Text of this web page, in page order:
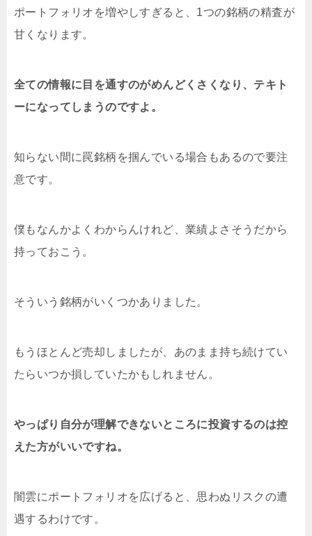
ポートフォリオを増やしすぎると、1つの銘柄の精査が
甘くなります。
全ての情報に目を通すのがめんどくさくなり、テキト
ーになってしまうのですよ。
知らない間に罠銘柄を掴んでいる場合もあるので要注
意です。
僕もなんかよくわからんけれど、業績よさそうだから
持っておこう。
そういう銘柄がいくつかありました。
もうほとんど売却しましたが、あのまま持ち続けてい
たらいつか損していたかもしれません。
やっぱり自分が理解できないところに投資するのは控
えた方がいいですね。
闇雲にポートフォリオを広げると、思わぬリスクの遭
遇するわけです。